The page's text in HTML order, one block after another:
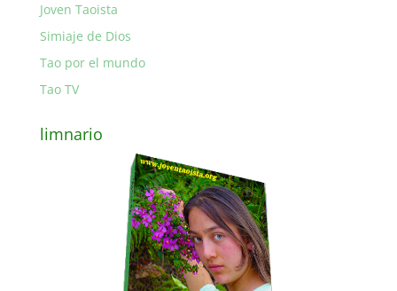
Joven Taoista
Simiaje de Dios
Tao por el mundo
Tao TV
limnario